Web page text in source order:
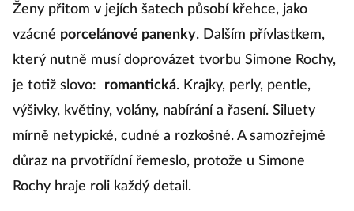
Ženy přitom v jejích šatech působí křehce, jako
vzácné porcelánové panenky. Dalším přívlastkem,
který nutně musí doprovázet tvorbu Simone Rochy,
je totiž slovo:
romantická. Krajky, perly, pentle,
výšivky, květiny, volány, nabírání a řasení. Siluety
mírně netypické, cudné a rozkošné. A samozřejmě
důraz na prvotřídní řemeslo, protože u Simone
Rochy hraje roli každý detail.